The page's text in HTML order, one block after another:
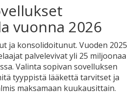
vuonna 2026
ja konsolidoitunut. Vuoden 2025
palvelevivat yli 25 miljoonaa
Valinta sopivan sovelluksen
tyyppistä lääkettä tarvitset ja
maksamaan kuukausittain.